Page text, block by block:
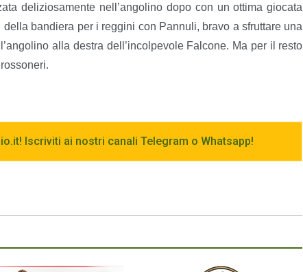
deliziosamente nell’angolino dopo con un ottima giocata
bandiera per i reggini con Pannuli, bravo a sfruttare una
alla destra dell’incolpevole Falcone. Ma per il resto
Iscriviti ai nostri canali Telegram o Whatsapp!